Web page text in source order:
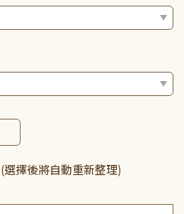
(選擇後將自動重新整理)